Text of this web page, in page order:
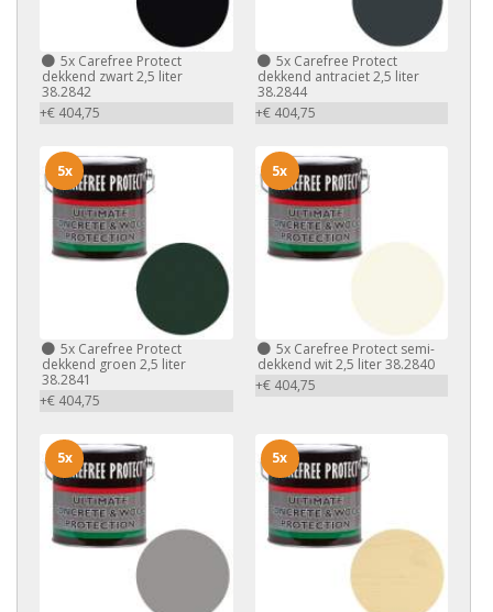
5x Carefree Protect
dekkend zwart 2,5 liter
38.2842
+€ 404,75
5xCarefree Protect
dekkend antraciet 2,5 liter
38.2844
+€ 404,75
5x Carefree Protect
dekkend groen 2,5 liter
38.2841
+€ 404,75
5x
5xCarefree Protect semi-
dekkend wit 2,5 liter 38.2840
+€ 404,75
5x
5x 5x